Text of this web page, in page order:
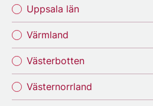
Uppsala län
Värmland
Västerbotten
Västernorrland